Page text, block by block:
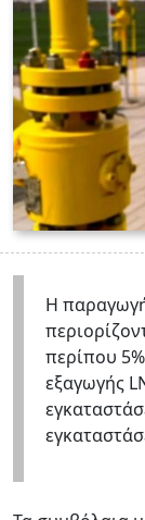
Η
περίπου
εξαγωγής